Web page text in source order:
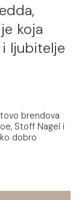
koja
ljubitelje
brendova
Stoff Nagel i
dobro